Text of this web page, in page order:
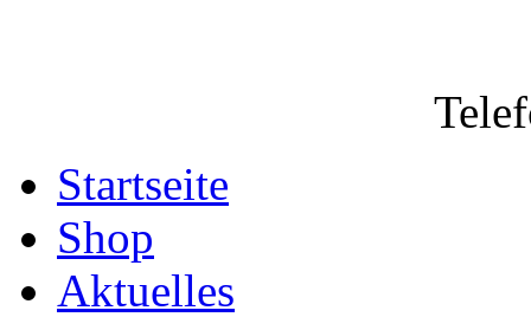
Startseite
Shop
Aktuelles